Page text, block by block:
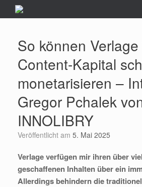
Inhalt
So können
Content-Kapital
monetarisieren –
Gregor Pchalek
INNOLIBRY
Veröffentlicht am 5. Mai 2025
Verlage verfügen mir ihren über
geschaffenen Inhalten über ein
Allerdings behindern die